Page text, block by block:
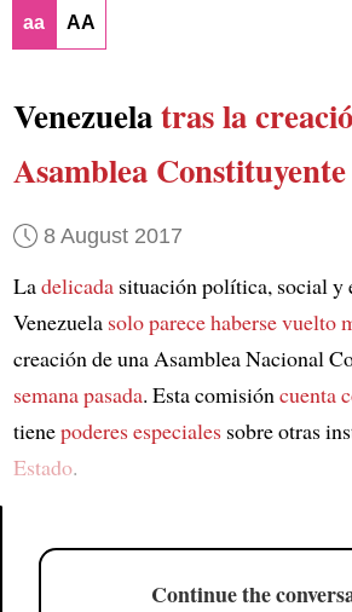
aa AA
Venezuelatras la
Asamblea Constituyente
8 August 2017
Ladelicadasituación política, social y
Venezuela solo parecehaberse vuelto
creación de una Asamblea Nacional
semana pasada. Esta comisióncuenta
tienepoderes especialessobre otras
Estado.
Continue the